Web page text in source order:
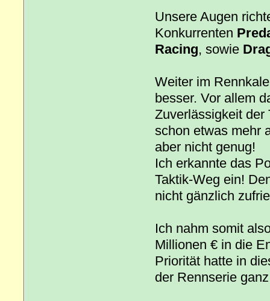
Unsere Augen
Konkurrenten
Racing, sowie
Weiter im
besser. Vor allem
Zuverlässigkeit der
schon etwas mehr
aber nicht genug!
Ich erkannte das
Taktik-Weg ein!
nicht gänzlich
Ich nahm somit
Millionen € in die
Priorität hatte in
der Rennserie